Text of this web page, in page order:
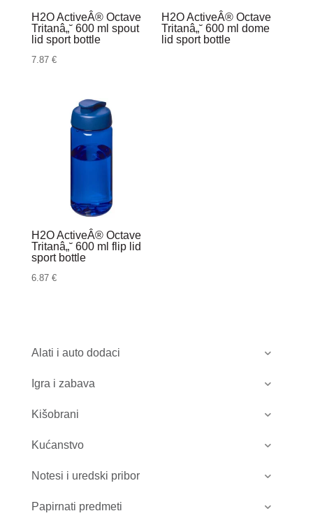
Alati i auto dodaci
Igra i zabava
Kišobrani
Kućanstvo
Notesi i uredski pribor
Papirnati predmeti
H2O ActiveÂ® Octave
Tritanâ„˘ 600 ml spout
lid sport bottle
7.87 €
H2O ActiveÂ® Octave
Tritanâ„˘ 600 ml dome
lid sport bottle
H2O ActiveÂ® Octave
Tritanâ„˘ 600 ml flip lid
sport bottle
6.87 €